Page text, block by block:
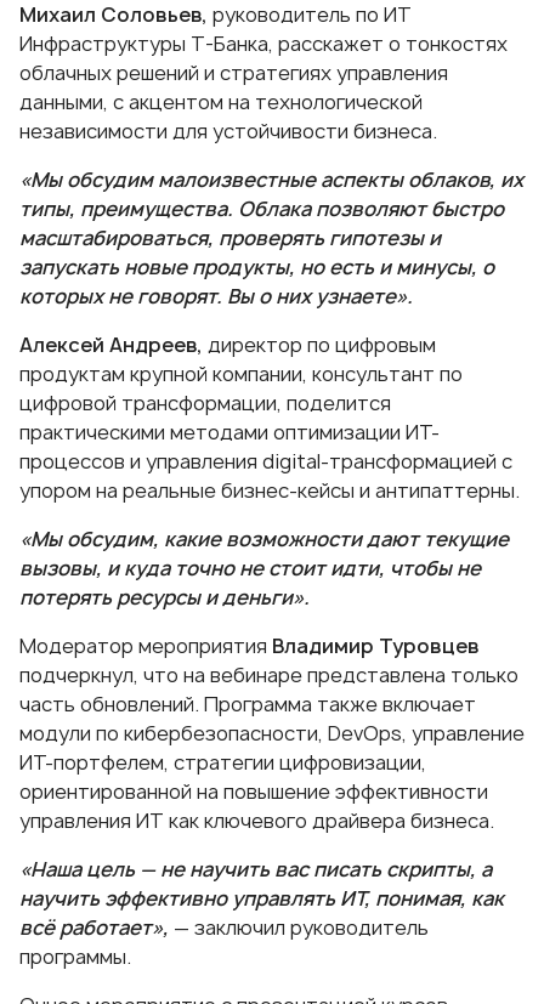
Михаил Соловьев, руководитель по ИТ
Инфраструктуры Т-Банка, расскажет о тонкостях
облачных решений и стратегиях управления
данными, с акцентом на технологической
независимости для устойчивости бизнеса.
«Мы обсудим малоизвестные аспекты облаков, их
типы, преимущества. Облака позволяют быстро
масштабироваться, проверять гипотезы и
запускать новые продукты, но есть и минусы, о
которых не говорят. Вы о них узнаете».
Алексей Андреев, директор по цифровым
продуктам крупной компании, консультант по
цифровой трансформации, поделится
практическими методами оптимизации ИТ-
процессов и управления digital-трансформацией с
упором на реальные бизнес-кейсы и антипаттерны.
«Мы обсудим, какие возможности дают текущие
вызовы, и куда точно не стоит идти, чтобы не
потерять ресурсы и деньги».
Модератор мероприятия Владимир Туровцев
подчеркнул, что на вебинаре представлена только
часть обновлений. Программа также включает
модули по кибербезопасности, DevOps, управление
ИТ-портфелем, стратегии цифровизации,
ориентированной на повышение эффективности
управления ИТ как ключевого драйвера бизнеса.
«Наша цель — не научить вас писать скрипты, а
научить эффективно управлять ИТ, понимая, как
всё работает», — заключил руководитель
программы.